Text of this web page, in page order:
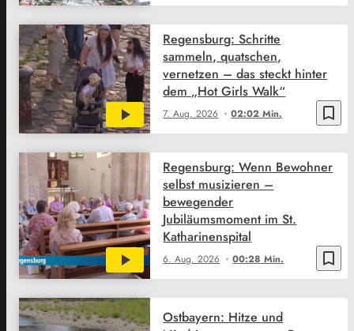
bookmark_border
7. Aug. 2026 02:02 Min.
Regensburg: Schritte
sammeln, quatschen,
vernetzen – das steckt hinter
dem „Hot Girls Walk“
bookmark_border
6. Aug. 2026 00:28 Min.
Regensburg: Wenn Bewohner
selbst musizieren –
bewegender
Jubiläumsmoment im St.
Katharinenspital
Ostbayern: Hitze und